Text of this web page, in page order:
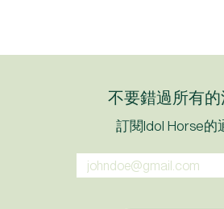
不要錯過所有
訂閱Idol Horse的